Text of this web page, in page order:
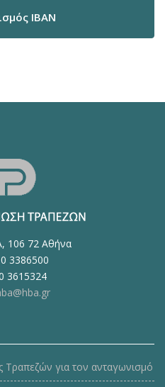
IBAN
106 72 Αθήνα
3386500
3615324
Τραπεζών για τον ανταγωνισμό